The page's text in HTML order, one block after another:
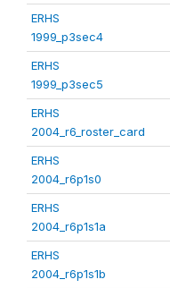
ERHS
1999_p3sec4
ERHS
1999_p3sec5
ERHS
2004_r6_roster_card
ERHS
2004_r6p1s0
ERHS
2004_r6p1s1a
ERHS
2004_r6p1s1b